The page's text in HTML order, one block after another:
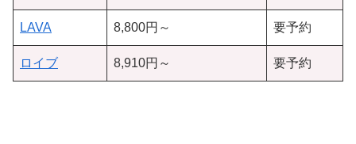
LAVA 8,800円～ 要予約
ロイブ 8,910円～ 要予約